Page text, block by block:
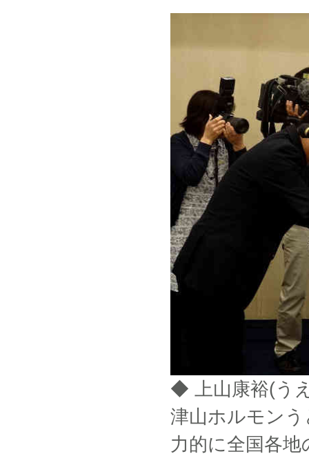
◆ 上山康裕(う
津山ホルモン
力的に全国各